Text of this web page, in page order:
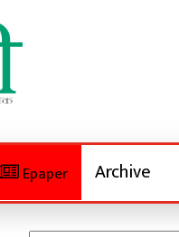
Epaper Archive